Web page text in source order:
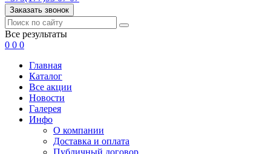
Заказать звонок
Все результаты
0 0 0
Главная
Каталог
Все акции
Новости
Галерея
Инфо
О компании
Доставка и оплата
Публичный договор